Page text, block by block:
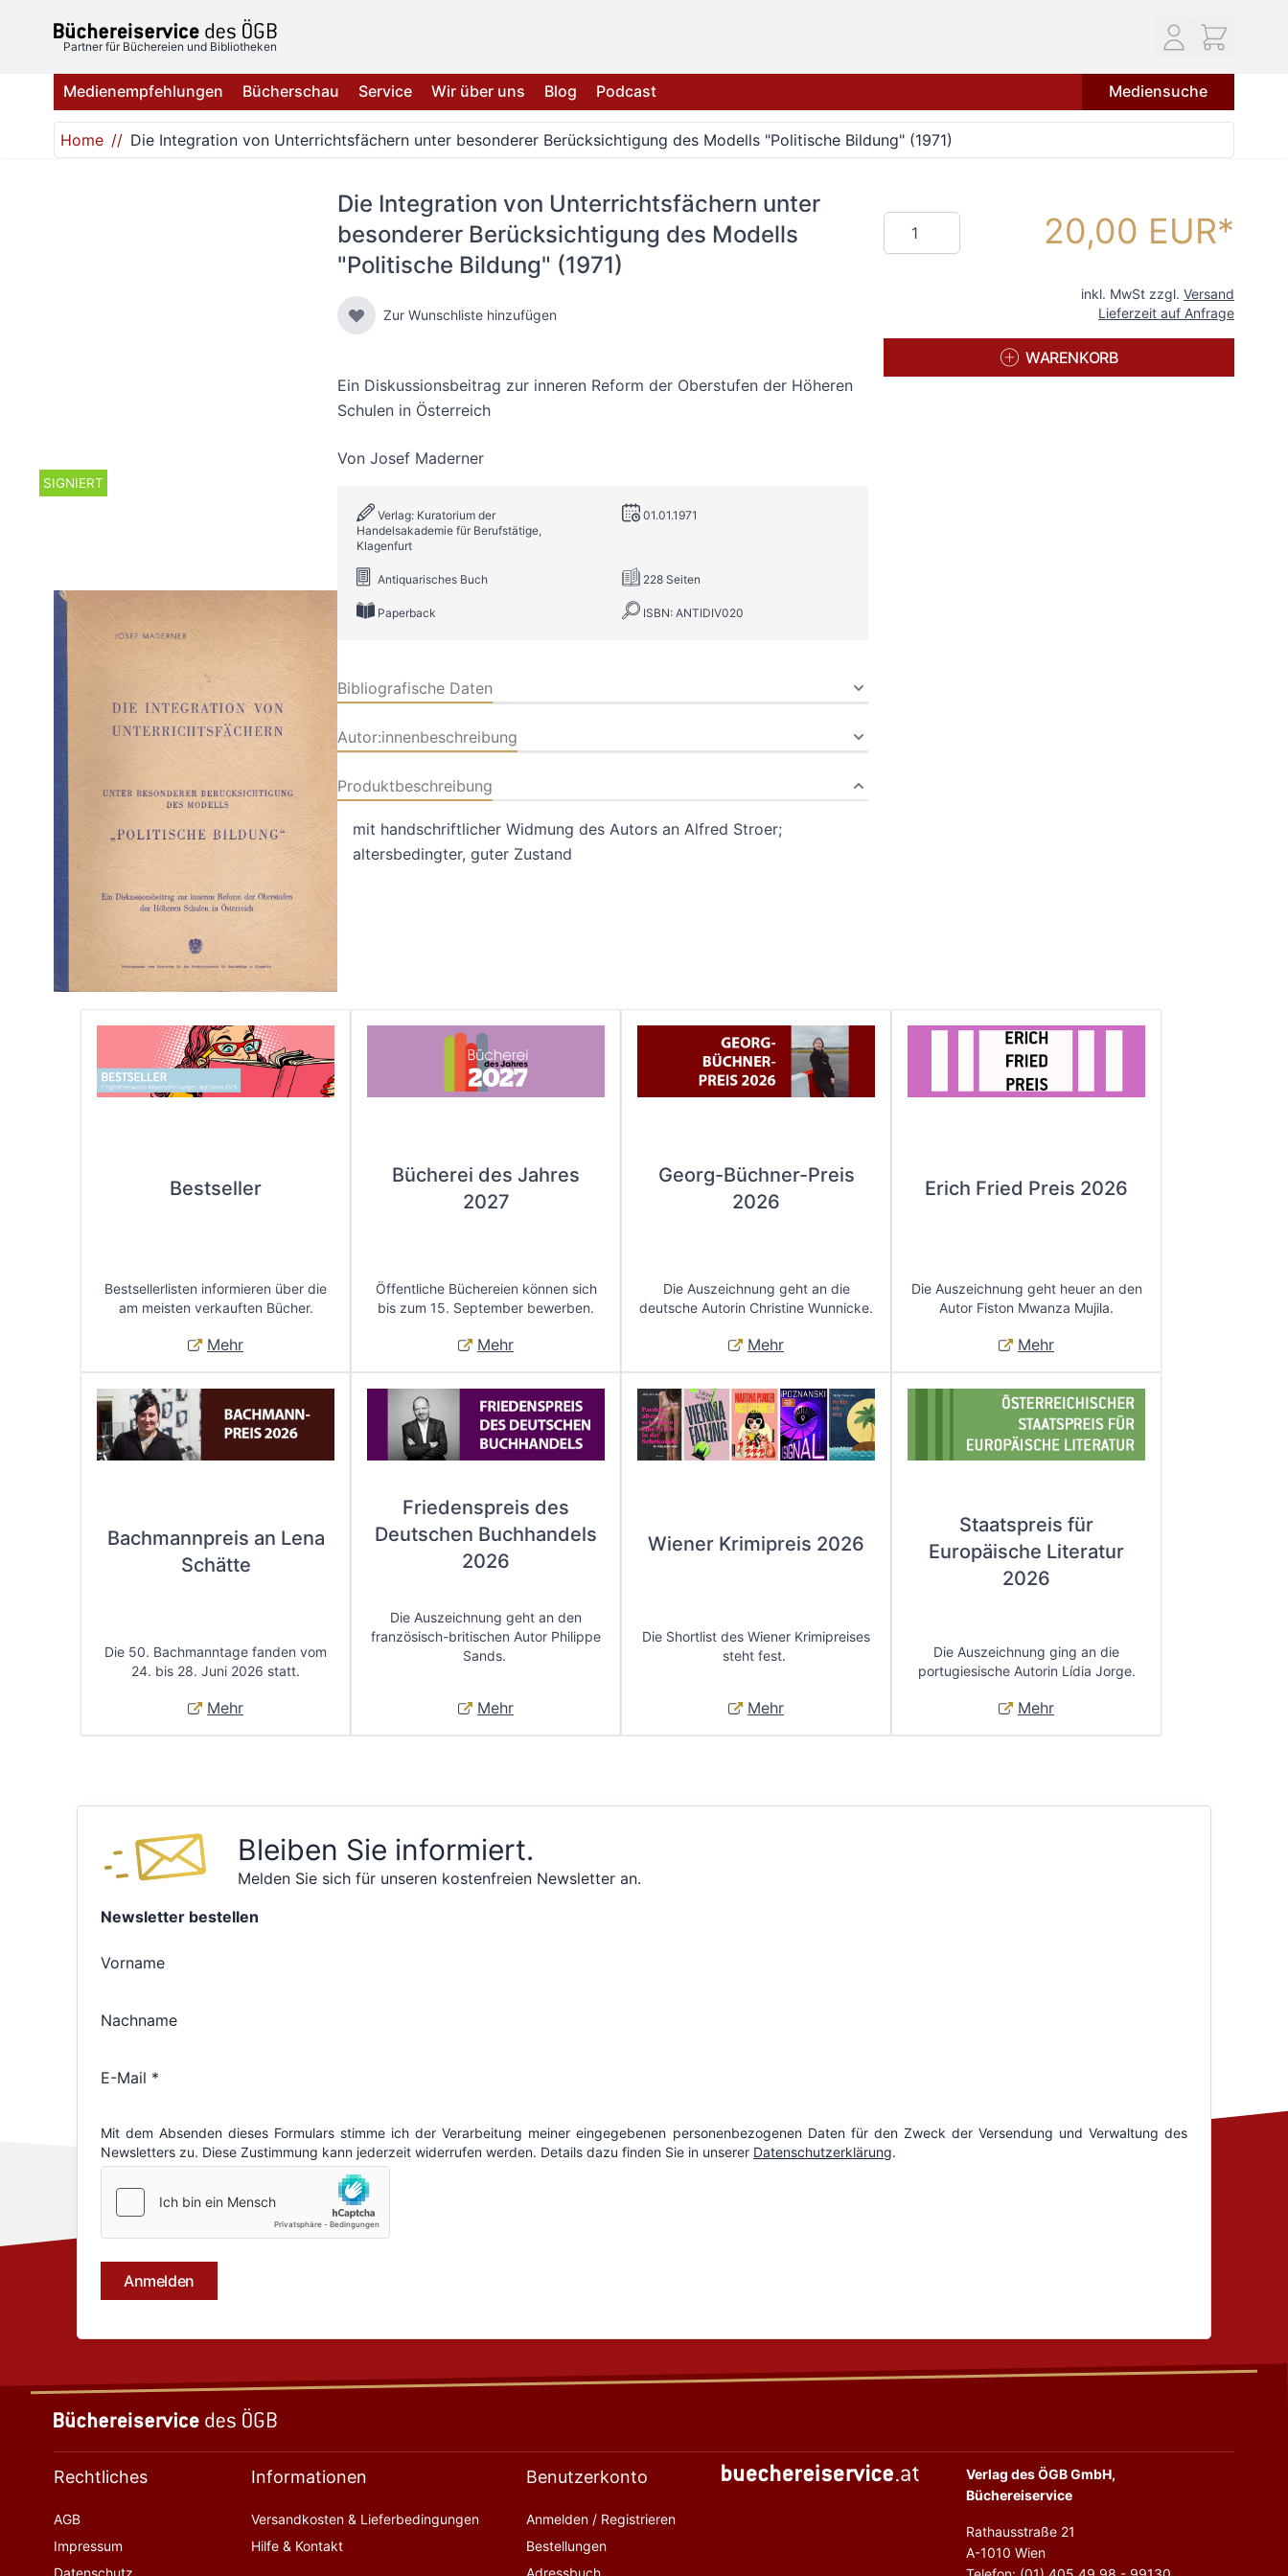
Partner für Büchereien und Bibliotheken
Medienempfehlungen Bücherschau Service Wir über uns Blog Podcast Mediensuche
Home Die Integration von Unterrichtsfächern unter besonderer Berücksichtigung des Modells "Politische Bildung" (1971)
SIGNIERT
Die Integration von Unterrichtsfächern unter
besonderer Berücksichtigung des Modells
"Politische Bildung" (1971)
Zur Wunschliste hinzufügen
Ein Diskussionsbeitrag zur inneren Reform der Oberstufen der Höheren
Schulen in Österreich
Von Josef Maderner
Verlag: Kuratorium der
Handelsakademie für Berufstätige,
Klagenfurt
01.01.1971
Antiquarisches Buch 228 Seiten
Paperback ISBN: ANTIDIV020
Bibliografische Daten
Autor:innenbeschreibung
Produktbeschreibung
mit handschriftlicher Widmung des Autors an Alfred Stroer;
altersbedingter, guter Zustand
Menge 20,00 EUR
inkl. MwSt zzgl. Versand
Lieferzeit auf Anfrage
WARENKORB
Bestseller
Bestsellerlisten informieren über die
am meisten verkauften Bücher.
Mehr
Bücherei des Jahres
2027
Öffentliche Büchereien können sich
bis zum 15. September bewerben.
Mehr
Georg-Büchner-Preis
2026
Die Auszeichnung geht an die
deutsche Autorin Christine Wunnicke.
Mehr
Erich Fried Preis 2026
Die Auszeichnung geht heuer an den
Autor Fiston Mwanza Mujila.
Mehr
Bachmannpreis an Lena
Schätte
Die 50. Bachmanntage fanden vom
24. bis 28. Juni 2026 statt.
Mehr
Friedenspreis des
Deutschen Buchhandels
2026
Die Auszeichnung geht an den
französisch-britischen Autor Philippe
Sands.
Mehr
Wiener Krimipreis 2026
Die Shortlist des Wiener Krimipreises
steht fest.
Mehr
Staatspreis für
Europäische Literatur
2026
Die Auszeichnung ging an die
portugiesische Autorin Lídia Jorge.
Mehr
Bleiben Sie informiert.
Melden Sie sich für unseren kostenfreien Newsletter an.
Rechtliches
AGB
Impressum
Datenschutz
Informationen
Versandkosten & Lieferbedingungen
Hilfe & Kontakt
Benutzerkonto
Anmelden / Registrieren
Bestellungen
Adressbuch
Verlag des ÖGB GmbH,
Büchereiservice
Rathausstraße 21
A-1010 Wien